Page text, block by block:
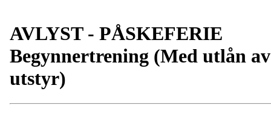
AVLYST - PÅSKEFERIE
Begynnertrening (Med utlån av
utstyr)